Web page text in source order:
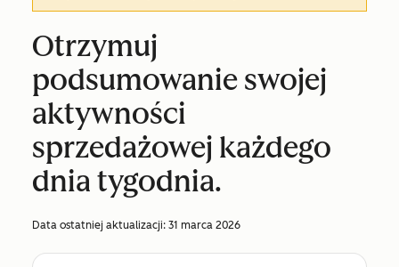
Otrzymuj
podsumowanie swojej
aktywności
sprzedażowej każdego
dnia tygodnia.
Data ostatniej aktualizacji: 31 marca 2026